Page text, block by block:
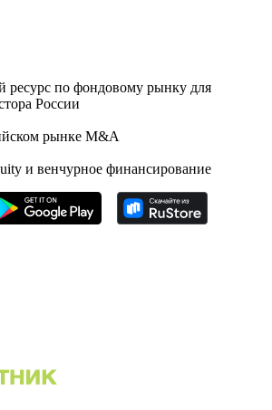
ресурс по фондовому рынку для
России
рынке M&A
и венчурное финансирование